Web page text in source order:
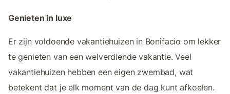
Genieten in luxe
Er zijn voldoende vakantiehuizen in Bonifacio om lekker
te genieten van een welverdiende vakantie. Veel
vakantiehuizen hebben een eigen zwembad, wat
betekent dat je elk moment van de dag kunt afkoelen.